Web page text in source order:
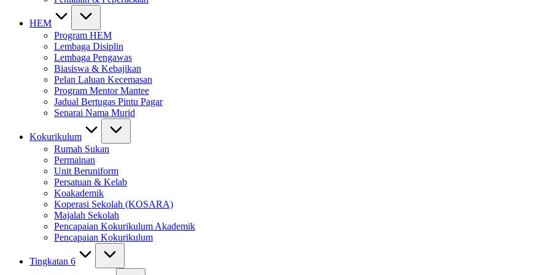
HEM
Program HEM
Lembaga Disiplin
Lembaga Pengawas
Biasiswa & Kebajikan
Pelan Laluan Kecemasan
Program Mentor Mantee
Jadual Bertugas Pintu Pagar
Senarai Nama Murid
Kokurikulum
Rumah Sukan
Permainan
Unit Beruniform
Persatuan & Kelab
Koakademik
Koperasi Sekolah (KOSARA)
Majalah Sekolah
Pencapaian Kokurikulum Akademik
Pencapaian Kokurikulum
Tingkatan 6